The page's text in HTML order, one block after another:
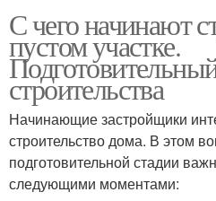
С чего начинают
пустом участке.
строительства
Начинающие застройщики
строительство дома. В этом
подготовительной стадии
следующими моментами: